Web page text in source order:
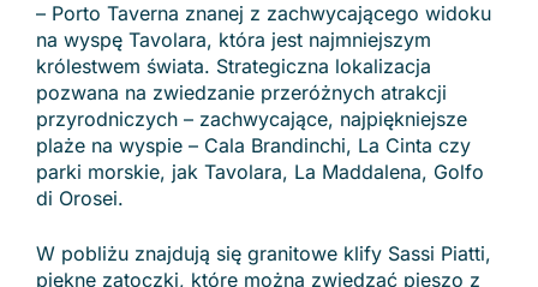
– Porto Taverna znanej z zachwycającego widoku
na wyspę Tavolara, która jest najmniejszym
królestwem świata. Strategiczna lokalizacja
pozwana na zwiedzanie przeróżnych atrakcji
przyrodniczych – zachwycające, najpiękniejsze
plaże na wyspie – Cala Brandinchi, La Cinta czy
parki morskie, jak Tavolara, La Maddalena, Golfo
di Orosei.
W pobliżu znajdują się granitowe klify Sassi Piatti,
piękne zatoczki, które można zwiedzać pieszo z